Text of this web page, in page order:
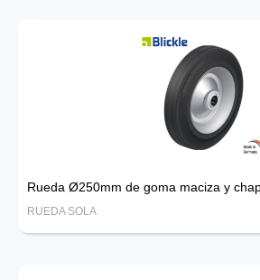
Rueda Ø250mm de goma maciza y
RUEDA SOLA